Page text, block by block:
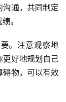
沟通，共同制定
。
。注意观察地
更好地规划自己
碍物，可以有效